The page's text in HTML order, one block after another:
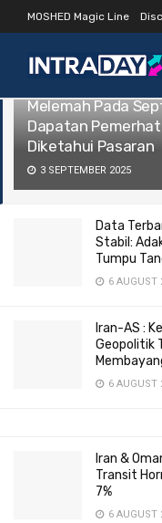
LATEST TRENDING
Melemah Pada
Dapatan
Diketahui Pasaran
3 SEPTEMBER 2025
Data
Stabil:
Tumpu
6 AUGUST
Iran-AS :
Geopolitik
6 AUGUST
Iran &
Transit
7%
6 AUGUST
MOSHED Magic Line